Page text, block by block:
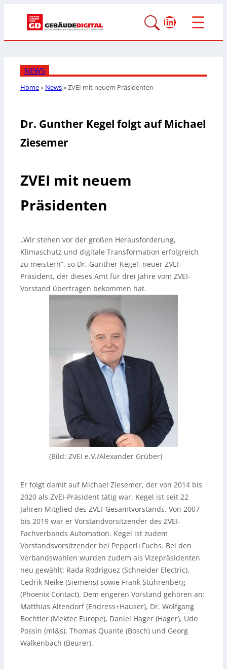
LinkedIn
NEWS
Home» News»ZVEI mit neuem Präsidenten
Dr. Gunther Kegel folgt auf Michael
Ziesemer
ZVEI mit neuem
Präsidenten
„Wir stehen vor der großen Herausforderung,
Klimaschutz und digitale Transformation erfolgreich
zu meistern“, so Dr. Gunther Kegel, neuer ZVEI-
Präsident, der dieses Amt für drei Jahre vom ZVEI-
Vorstand übertragen bekommen hat.
(Bild: ZVEI e.V./Alexander Grüber)
Er folgt damit auf Michael Ziesemer, der von 2014 bis
2020 als ZVEI-Präsident tätig war. Kegel ist seit 22
Jahren Mitglied des ZVEI-Gesamtvorstands. Von 2007
bis 2019 war er Vorstandvorsitzender des ZVEI-
Fachverbands Automation. Kegel ist zudem
Vorstandsvorsitzender bei Pepperl+Fuchs. Bei den
Verbandswahlen wurden zudem als Vizepräsidenten
neu gewählt: Rada Rodriguez (Schneider Electric),
Cedrik Neike (Siemens) sowie Frank Stührenberg
(Phoenix Contact). Dem engeren Vorstand gehören an:
Matthias Altendorf (Endress+Hauser), Dr. Wolfgang
Bochtler (Mektec Europe), Daniel Hager (Hager), Udo
Possin (ml&s), Thomas Quante (Bosch) und Georg
Walkenbach (Beurer).